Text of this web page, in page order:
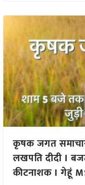
कृषक जगत
लखपति दीदी I
कीटनाशक I गेहूं